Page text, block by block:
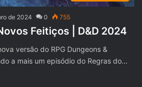
de 2024 0 755
Feitiços | D&D 2024
versão do RPG Dungeons &
a mais um episódio do Regras do…